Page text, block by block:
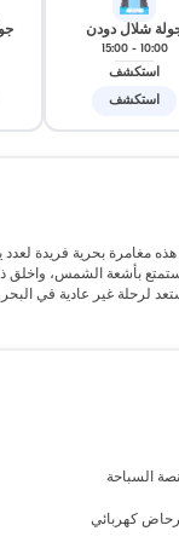
شلال دودن
10:00
-
15:00
استكشف
استكشف
بأشعة الشمس، واخلق
السباحة
كهربائي